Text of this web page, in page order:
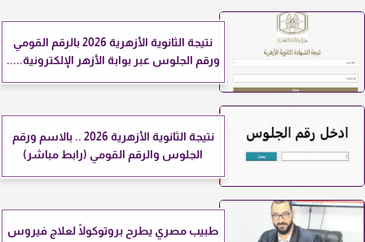
نتيجة الثانوية الأزهرية 2026 بالرقم القومي
ورقم الجلوس عبر بوابة الأزهر الإلكترونية.....
نتيجة الثانوية الأزهرية 2026 .. بالاسم ورقم
الجلوس والرقم القومي (رابط مباشر)
طبيب مصري يطرح بروتوكولًا لعلاج فيروس